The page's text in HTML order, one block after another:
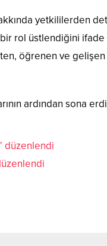
yetkililerden
bir rol üstlendiğini
öğrenen ve gelişen
ardından sona